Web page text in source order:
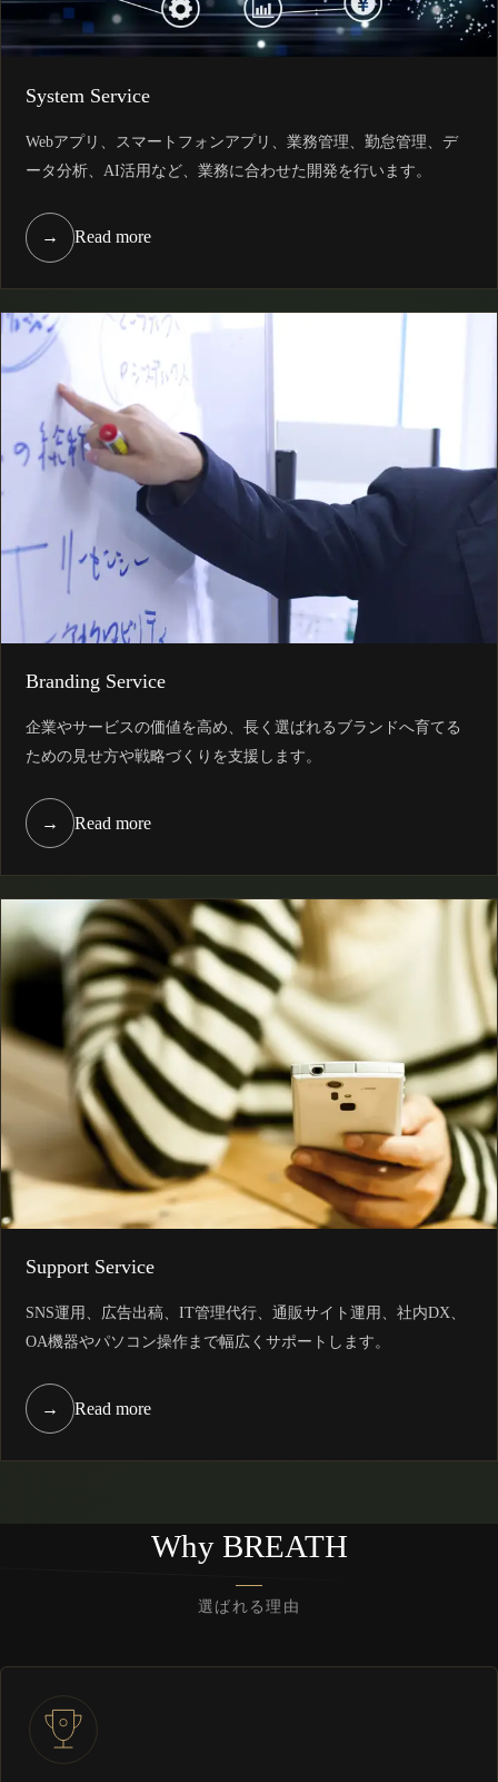
System Service
Webアプリ、スマートフォンアプリ、業務管理、勤怠管理、デ
ータ分析、AI活用など、業務に合わせた開発を行います。
→ Read more
Branding Service
企業やサービスの価値を高め、長く選ばれるブランドへ育てる
ための見せ方や戦略づくりを支援します。
→ Read more
Support Service
SNS運用、広告出稿、IT管理代行、通販サイト運用、社内DX、
OA機器やパソコン操作まで幅広くサポートします。
→ Read more
Why BREATH
選ばれる理由